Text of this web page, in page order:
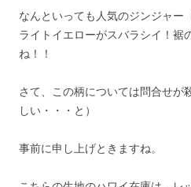
なんといっても人気のジンジャ
ライトイエローがスバラシイ！裾
ね！！
さて、この柄については問合せが
しい・・・と）
事前に申し上げときますね。